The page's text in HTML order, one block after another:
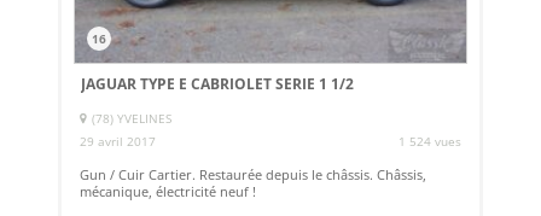
16
JAGUAR TYPE E CABRIOLET SERIE 1 1/2
(78) YVELINES
29 avril 2017
1 524 vues
Gun / Cuir Cartier. Restaurée depuis le châssis. Châssis,
mécanique, électricité neuf !